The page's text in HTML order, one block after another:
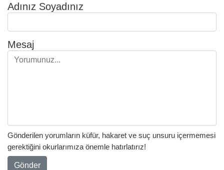
Adınız Soyadınız
Mesaj
Gönderilen yorumların küfür, hakaret ve suç unsuru içermemesi
gerektiğini okurlarımıza önemle hatırlatırız!
Gönder